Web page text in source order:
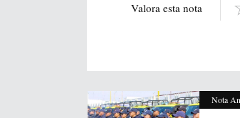
Valora esta nota
Nota